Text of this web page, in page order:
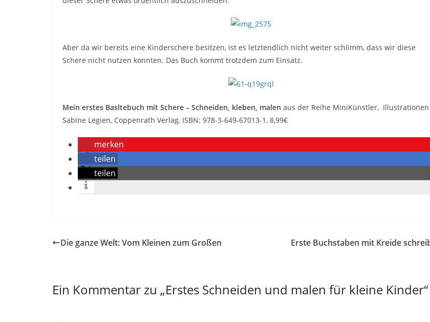
Aber da wir bereits eine Kinderschere besitzen, ist es letztendlich nicht weiter schlimm, dass wir diese
Schere nicht nutzen konnten. Das Buch kommt trotzdem zum Einsatz.
Mein erstes Basltebuch mit Schere – Schneiden, kleben, malen aus der Reihe MiniKünstler, Illustrationen
Sabine Legien, Coppenrath Verlag, ISBN: 978-3-649-67013-1, 8,99€
merken
teilen
teilen
Die ganze Welt: Vom Kleinen zum Großen Erste Buchstaben mit Kreide
Ein Kommentar zu „Erstes Schneiden und malen für kleine Kinder“